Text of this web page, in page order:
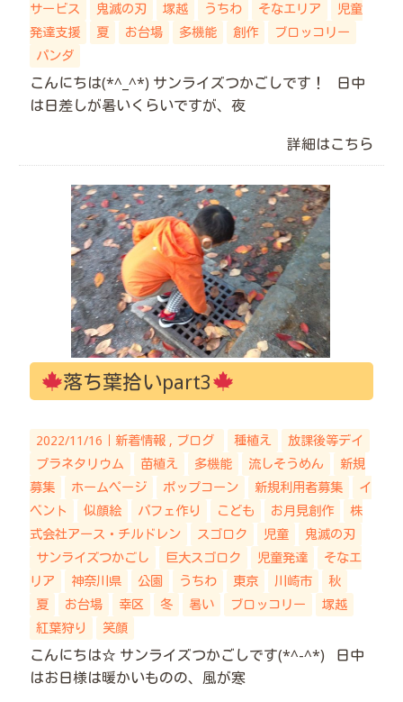
サービス
鬼滅の刃 塚越 うちわ そなエリア
児童
発達支援
夏 お台場 多機能 創作
ブロッコリー
パンダ
こんにちは(*^_^*) サンライズつかごしです！ 日中
は日差しが暑いくらいですが、夜
詳細はこちら
落ち葉拾いpart3
2022/11/16｜ 新着情報 ブログ 種植え
放課後等デイ
プラネタリウム
苗植え 多機能 流しそうめん
新規
募集
ホームページ ポップコーン 新規利用者募集
イ
ベント
似顔絵 パフェ作り こども お月見創作
株
式会社アース・チルドレン
スゴロク 児童
鬼滅の刃
サンライズつかごし
巨大スゴロク 児童発達
そなエ
リア
神奈川県 公園 うちわ 東京 川崎市
秋
夏
お台場 幸区 冬 暑い ブロッコリー
塚越
紅葉狩り
笑顔
こんにちは☆ サンライズつかごしです(*^-^*) 日中
はお日様は暖かいものの、風が寒